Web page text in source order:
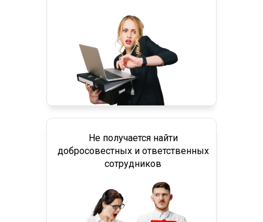
Не получается найти
добросовестных и ответственных
сотрудников